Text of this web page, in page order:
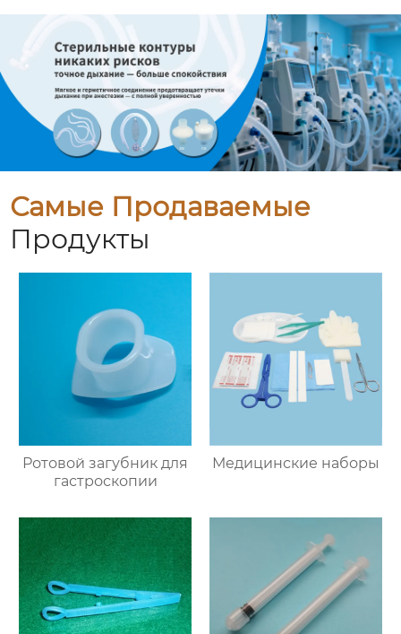
Самые Продаваемые
Продукты
Ротовой загубник для
гастроскопии
Медицинские наборы